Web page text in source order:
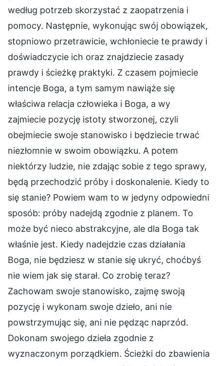
według potrzeb skorzystać z zaopatrzenia i
pomocy. Następnie, wykonując swój obowiązek,
stopniowo przetrawicie, wchłoniecie te prawdy i
doświadczycie ich oraz znajdziecie zasady
prawdy i ścieżkę praktyki. Z czasem pojmiecie
intencje Boga, a tym samym nawiąże się
właściwa relacja człowieka i Boga, a wy
zajmiecie pozycję istoty stworzonej, czyli
obejmiecie swoje stanowisko i będziecie trwać
niezłomnie w swoim obowiązku. A potem
niektórzy ludzie, nie zdając sobie z tego sprawy,
będą przechodzić próby i doskonalenie. Kiedy to
się stanie? Powiem wam to w jedyny odpowiedni
sposób: próby nadejdą zgodnie z planem. To
może być nieco abstrakcyjne, ale dla Boga tak
właśnie jest. Kiedy nadejdzie czas działania
Boga, nie będziesz w stanie się ukryć, choćbyś
nie wiem jak się starał. Co zrobię teraz?
Zachowam swoje stanowisko, zajmę swoją
pozycję i wykonam swoje dzieło, ani nie
powstrzymując się, ani nie pędząc naprzód.
Dokonam swojego dzieła zgodnie z
wyznaczonym porządkiem. Ścieżki do zbawienia